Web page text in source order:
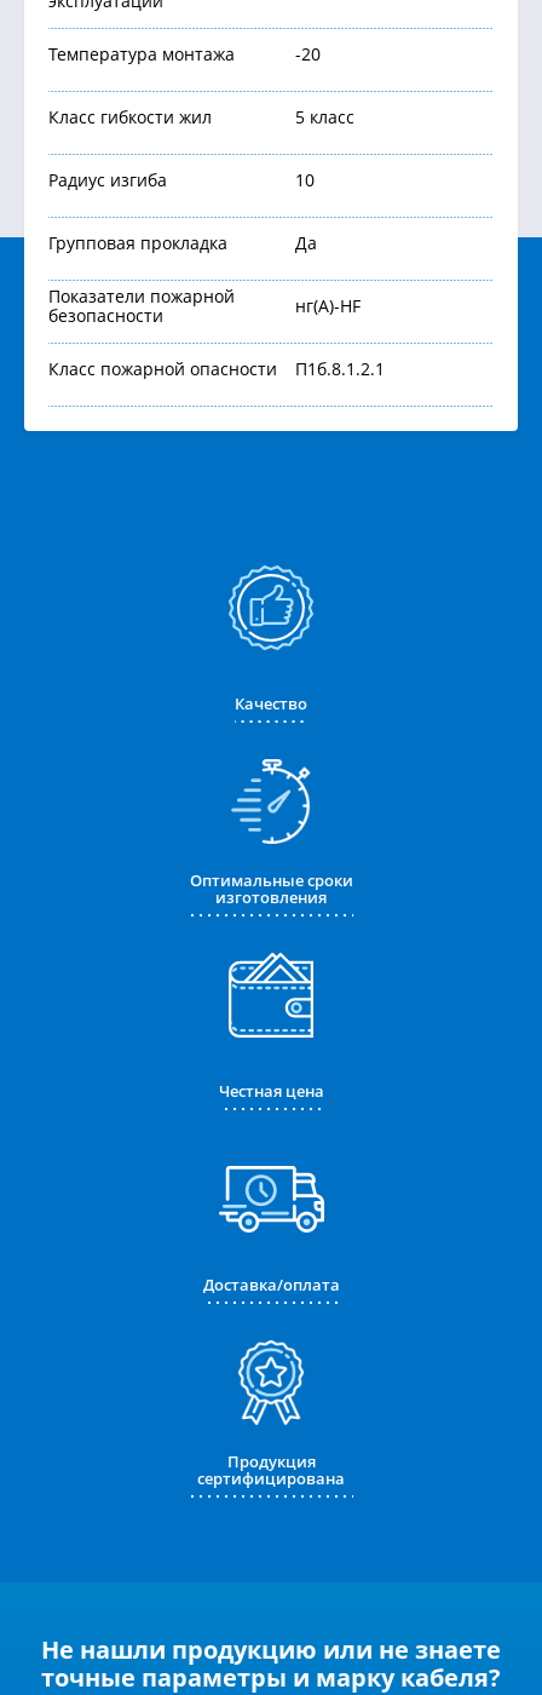
Температура монтажа -20
Класс гибкости жил 5 класс
Радиус изгиба 10
Групповая прокладка Да
Показатели пожарной
безопасности
нг(А)-HF
Класс пожарной опасности П1б.8.1.2.1
Качество
Оптимальные сроки
изготовления
Честная цена
Доставка/оплата
Продукция
сертифицирована
Не нашли продукцию или не знаете
точные параметры и марку кабеля?